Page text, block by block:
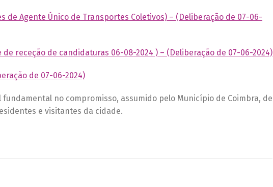
de Agente Único de Transportes Coletivos) – (Deliberação de 07-06-
de receção de candidaturas 06-08-2024 ) – (Deliberação de 07-06-2024)
de 07-06-2024)
no compromisso, assumido pelo Município de Coimbra, de
e visitantes da cidade.